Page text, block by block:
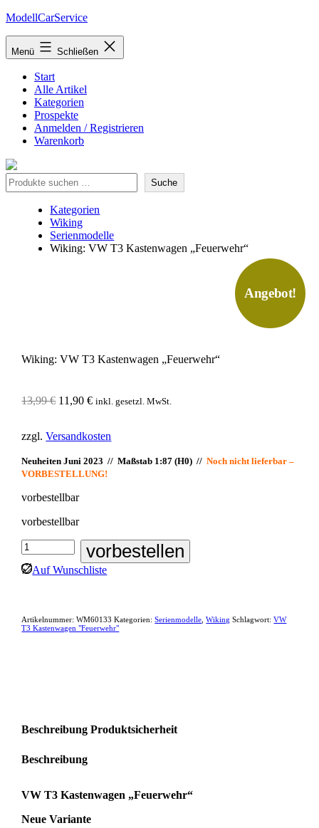
Zum
springen
ModellCarService
Menü Schließen
Start
Alle Artikel
Kategorien
Prospekte
Anmelden / Registrieren
Warenkorb
Suche Suche
Kategorien
Wiking
Serienmodelle
Wiking: VW T3 Kastenwagen „Feuerwehr“
Angebot!
Wiking: VW T3 Kastenwagen „Feuerwehr“
13,99€ Ursprünglicher
13,99 €
11,90€Aktueller
11,90 €.
inkl. gesetzl. MwSt.
zzgl.Versandkosten
Neuheiten Juni 2023 // Maßstab 1:87 (H0) // Noch nicht lieferbar –
VORBESTELLUNG!
vorbestellbar
vorbestellbar
Wiking:
VW
T3
vorbestellen
Auf Wunschliste
Artikelnummer:WM60133 Kategorien:Serienmodelle ,Wiking Schlagwort:VW
T3 Kastenwagen "Feuerwehr"
Beschreibung Produktsicherheit
Beschreibung
VW T3 Kastenwagen „Feuerwehr“
Neue Variante